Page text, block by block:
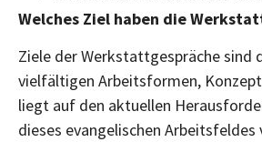
Welches Ziel haben die
Ziele der Werkstattgespräche sind
vielfältigen Arbeitsformen,
liegt auf den aktuellen
dieses evangelischen